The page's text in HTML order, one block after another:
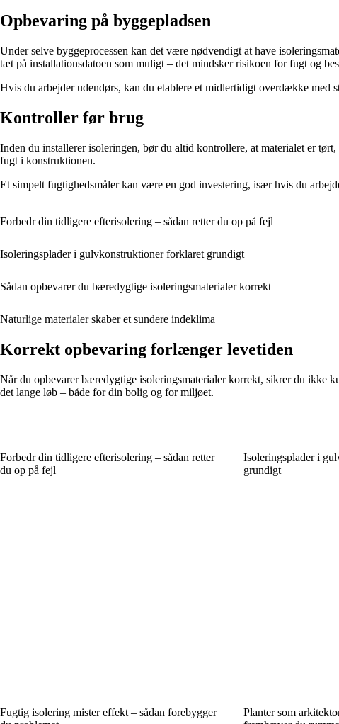
Opbevaring på byggepladsen
Under selve byggeprocessen kan det være nødvendigt at have
tæt på installationsdatoen som muligt – det mindsker risikoen for fugt og
Hvis du arbejder udendørs, kan du etablere et midlertidigt overdække
Kontroller før brug
Inden du installerer isoleringen, bør du altid kontrollere, at materialet er
fugt i konstruktionen.
Et simpelt fugtighedsmåler kan være en god investering, især hvis du
Forbedr din tidligere efterisolering – sådan retter du op på fejl
Isoleringsplader i gulvkonstruktioner forklaret grundigt
Sådan opbevarer du bæredygtige isoleringsmaterialer korrekt
Naturlige materialer skaber et sundere indeklima
Korrekt opbevaring forlænger levetiden
Når du opbevarer bæredygtige isoleringsmaterialer korrekt, sikrer du ikke
det lange løb – både for din bolig og for miljøet.
Forbedr din tidligere efterisolering – sådan retter
du op på fejl
Isoleringsplader i
grundigt
Fugtig isolering mister effekt – sådan forebygger
Planter som